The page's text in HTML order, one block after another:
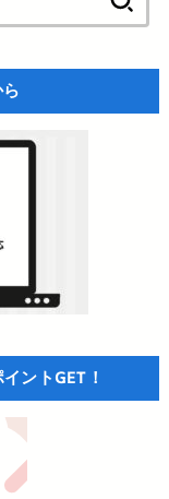
ントGET！